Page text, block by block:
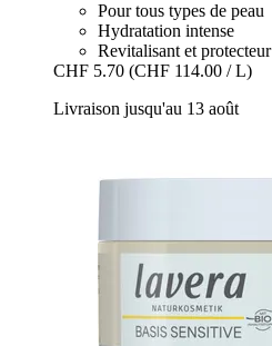
Pour tous types de peau
Hydratation intense
Revitalisant et protecteur
CHF 5.70 (CHF 114.00 / L)
Livraison jusqu'au 13 août